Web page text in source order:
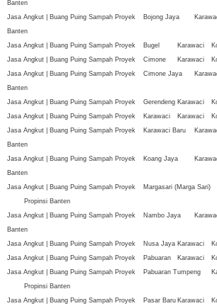
Banten
Jasa Angkut | Buang Puing Sampah Proyek
Bojong Jaya
Banten
Jasa Angkut | Buang Puing Sampah Proyek
Bugel Karawaci
Jasa Angkut | Buang Puing Sampah Proyek
Cimone Karawaci
Jasa Angkut | Buang Puing Sampah Proyek
Cimone Jaya
Banten
Jasa Angkut | Buang Puing Sampah Proyek
Gerendeng Karawaci
Jasa Angkut | Buang Puing Sampah Proyek
Karawaci Karawaci
Jasa Angkut | Buang Puing Sampah Proyek
Karawaci Baru
Banten
Jasa Angkut | Buang Puing Sampah Proyek
Koang Jaya
Banten
Jasa Angkut | Buang Puing Sampah Proyek
Margasari (Marga Sari)
Propinsi Banten
Jasa Angkut | Buang Puing Sampah Proyek
Nambo Jaya
Banten
Jasa Angkut | Buang Puing Sampah Proyek
Nusa Jaya Karawaci
Jasa Angkut | Buang Puing Sampah Proyek
Pabuaran Karawaci
Jasa Angkut | Buang Puing Sampah Proyek
Pabuaran Tumpeng
Propinsi Banten
Jasa Angkut | Buang Puing Sampah Proyek
Pasar Baru Karawaci